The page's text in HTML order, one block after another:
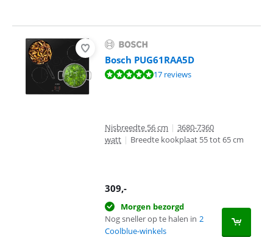
Bosch PUG61RAA5D
Beoordeling is 9,6 van de 10, gebaseerd op 17 reviews.
17 reviews
Nisbreedte 56 cm | 3680-7360
watt | Breedte kookplaat 55 tot 65 cm
309,-
Morgen bezorgd
Nog sneller op te halen in 2
Coolblue-winkels